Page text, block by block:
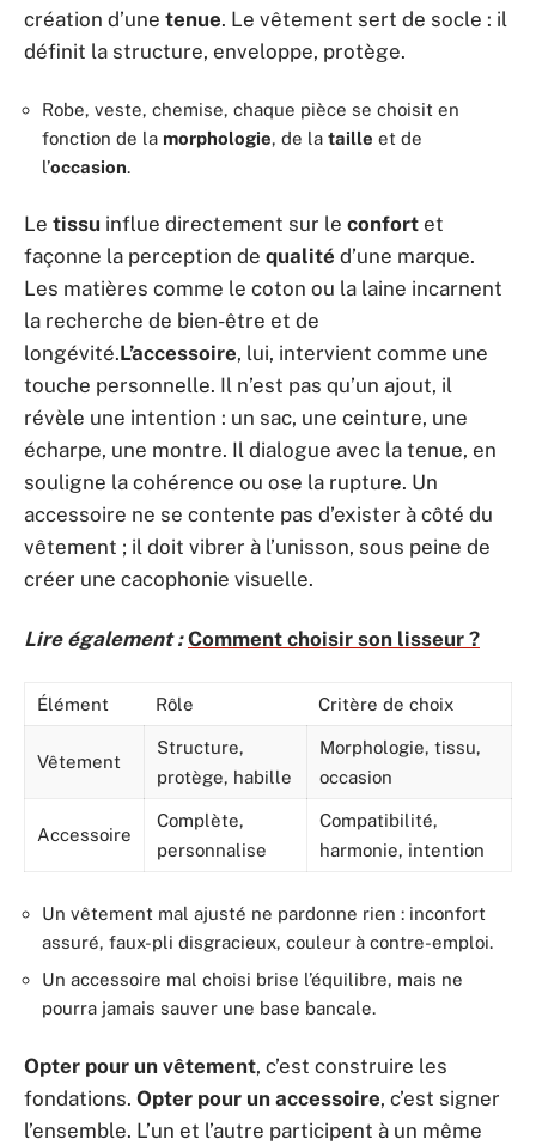
création d’une tenue. Le vêtement sert de socle : il
définit la structure, enveloppe, protège.
Robe, veste, chemise, chaque pièce se choisit en
fonction de la morphologie, de la taille et de
l’occasion.
Le tissu influe directement sur le confort et
façonne la perception de qualité d’une marque.
Les matières comme le coton ou la laine incarnent
la recherche de bien-être et de
longévité.L’accessoire, lui, intervient comme une
touche personnelle. Il n’est pas qu’un ajout, il
révèle une intention : un sac, une ceinture, une
écharpe, une montre. Il dialogue avec la tenue, en
souligne la cohérence ou ose la rupture. Un
accessoire ne se contente pas d’exister à côté du
vêtement ; il doit vibrer à l’unisson, sous peine de
créer une cacophonie visuelle.
Lire également : Comment choisir son lisseur ?
Élément Rôle Critère de choix
Vêtement
Structure,
protège, habille
Morphologie, tissu,
occasion
Accessoire
Complète,
personnalise
Compatibilité,
harmonie, intention
Un vêtement mal ajusté ne pardonne rien : inconfort
assuré, faux-pli disgracieux, couleur à contre-emploi.
Un accessoire mal choisi brise l’équilibre, mais ne
pourra jamais sauver une base bancale.
Opter pour un vêtement, c’est construire les
fondations. Opter pour un accessoire, c’est signer
l’ensemble. L’un et l’autre participent à un même